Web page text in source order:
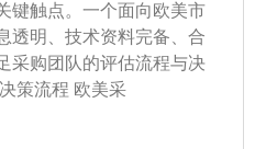
键触点。一个面向欧美市
透明、技术资料完备、合
采购团队的评估流程与决
策流程 欧美采